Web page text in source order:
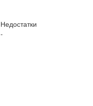
Недостатки
-